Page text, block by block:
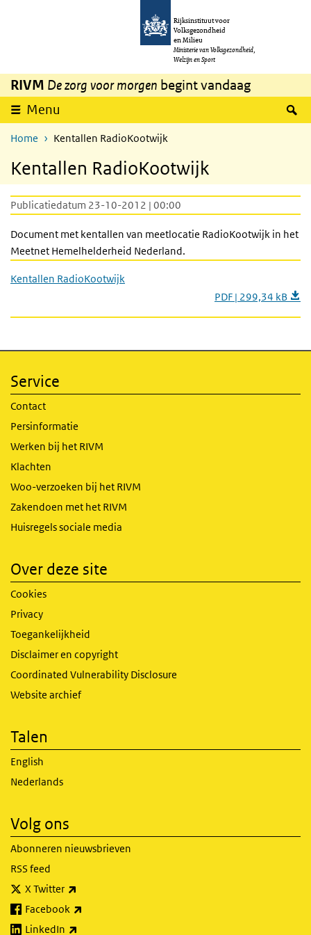
Overslaan en naar de inhoud gaan
Rijksinstituut voor
Volksgezondheid
en Milieu
Ministerie van Volksgezondheid,
Welzijn en Sport
RIVM De zorg voor morgen begint vandaag
Menu
Home Kentallen RadioKootwijk
Kentallen RadioKootwijk
Publicatiedatum 23-10-2012 | 00:00
Document met kentallen van meetlocatie RadioKootwijk in het
Meetnet Hemelhelderheid Nederland.
Kentallen RadioKootwijk
PDF | 299,34 kB
Service
Contact
Persinformatie
Werken bij het RIVM
Klachten
Woo-verzoeken bij het RIVM
Zakendoen met het RIVM
Huisregels sociale media
Over deze site
Cookies
Privacy
Toegankelijkheid
Disclaimer en copyright
Coordinated Vulnerability Disclosure
Website archief
Talen
English
Nederlands
Volg ons
Abonneren nieuwsbrieven
RSS feed
X Twitter
Facebook
LinkedIn